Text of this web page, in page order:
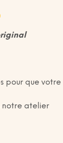
pour que votre
notre atelier